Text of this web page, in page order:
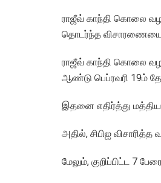
ராஜீவ் காந்தி கொலை
தொடர்ந்த விசாரணையை
ராஜீவ் காந்தி கொலை
ஆண்டு பெப்ரவரி 19ம்
இதனை எதிர்த்து
அதில், சிபிஐ
மேலும், குறிப்பிட்ட 7